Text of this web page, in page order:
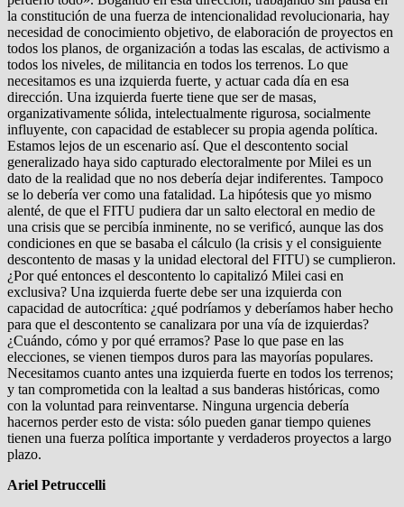
la constitución de una fuerza de intencionalidad revolucionaria, hay
necesidad de conocimiento objetivo, de elaboración de proyectos en
todos los planos, de organización a todas las escalas, de activismo a
todos los niveles, de militancia en todos los terrenos. Lo que
necesitamos es una izquierda fuerte, y actuar cada día en esa
dirección. Una izquierda fuerte tiene que ser de masas,
organizativamente sólida, intelectualmente rigurosa, socialmente
influyente, con capacidad de establecer su propia agenda política.
Estamos lejos de un escenario así. Que el descontento social
generalizado haya sido capturado electoralmente por Milei es un
dato de la realidad que no nos debería dejar indiferentes. Tampoco
se lo debería ver como una fatalidad. La hipótesis que yo mismo
alenté, de que el FITU pudiera dar un salto electoral en medio de
una crisis que se percibía inminente, no se verificó, aunque las dos
condiciones en que se basaba el cálculo (la crisis y el consiguiente
descontento de masas y la unidad electoral del FITU) se cumplieron.
¿Por qué entonces el descontento lo capitalizó Milei casi en
exclusiva? Una izquierda fuerte debe ser una izquierda con
capacidad de autocrítica: ¿qué podríamos y deberíamos haber hecho
para que el descontento se canalizara por una vía de izquierdas?
¿Cuándo, cómo y por qué erramos? Pase lo que pase en las
elecciones, se vienen tiempos duros para las mayorías populares.
Necesitamos cuanto antes una izquierda fuerte en todos los terrenos;
y tan comprometida con la lealtad a sus banderas históricas, como
con la voluntad para reinventarse. Ninguna urgencia debería
hacernos perder esto de vista: sólo pueden ganar tiempo quienes
tienen una fuerza política importante y verdaderos proyectos a largo
plazo.
Ariel Petruccelli